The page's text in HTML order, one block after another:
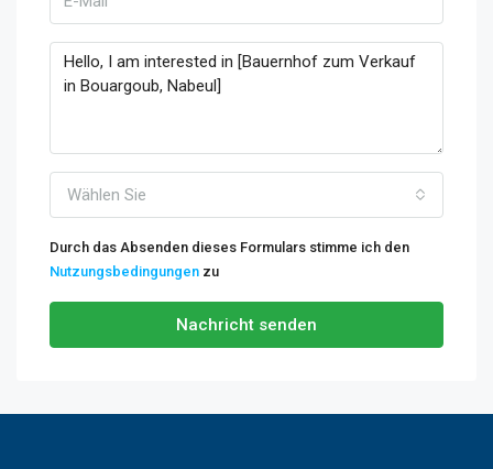
Wählen Sie
Durch das Absenden dieses Formulars stimme ich den
Nutzungsbedingungen zu
Nachricht senden